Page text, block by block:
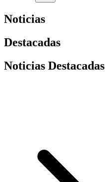
Noticias
Destacadas
Noticias Destacadas